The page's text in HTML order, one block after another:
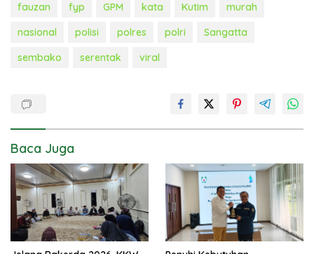
fauzan fyp GPM kata Kutim
murah
nasional
polisi polres polri
Sangatta
sembako
serentak viral
Baca Juga